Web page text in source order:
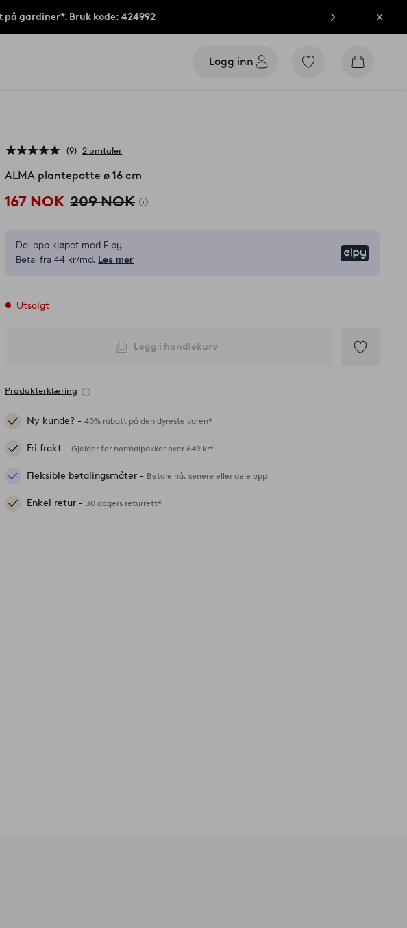
på gardiner*. Bruk kode: 424992 Lukk
Logg inn
Gå
Gå
9 2 omtaler
ALMA plantepotte ø 16 cm
167 NOK 209 NOK
Del opp kjøpet med Elpy.
Betal fra 44 kr/md. Les mer
Utsolgt
Legg i handlekurv
Produkterklæring
Ny kunde? -40% rabatt på den dyreste varen*
Fri frakt -Gjelder for normalpakker over 649 kr*
Fleksible betalingsmåter - Betale nå, senere eller dele opp
Enkel retur -30 dagers returrett*